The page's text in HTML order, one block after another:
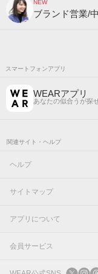
NEW
ブランド営業/
スマートフォンアプリ
WEARアプリ
あなたの似合うが探
関連サイト・ヘルプ
ヘルプ
サイトマップ
アプリについて
会員サービス